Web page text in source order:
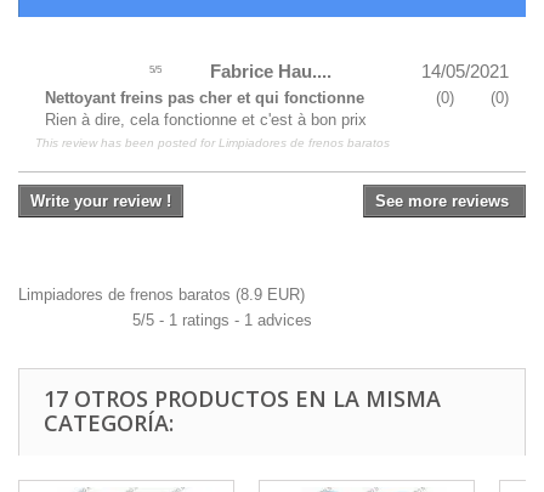
5/5 14/05/2021
Fabrice Hau....
Nettoyant freins pas cher et qui fonctionne
Rien à dire, cela fonctionne et c'est à bon prix
(0)
(0)
This review has been posted forLimpiadores de frenos baratos
Write your review ! See more reviews
Limpiadores de frenos baratos (8.9 EUR)
5/5 - 1 ratings - 1 advices
17 OTROS PRODUCTOS EN LA MISMA
CATEGORÍA: